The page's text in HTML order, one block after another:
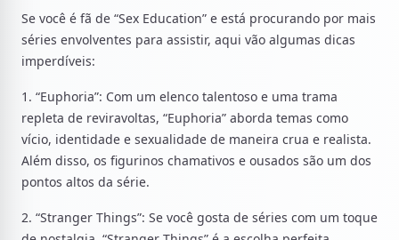
Se você é fã de “Sex Education” e está procurando por mais
séries envolventes para assistir, aqui vão algumas dicas
imperdíveis:
1. “Euphoria”: Com um elenco talentoso e uma trama
repleta de reviravoltas, “Euphoria” aborda temas como
vício, identidade e sexualidade de maneira crua e realista.
Além disso, os figurinos chamativos e ousados são um dos
pontos altos da série.
2. “Stranger Things”: Se você gosta de séries com um toque